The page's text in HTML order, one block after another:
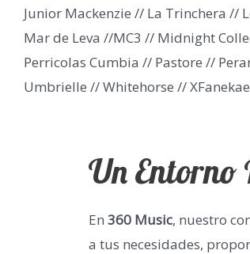
Junior Mackenzie // La Trinchera //
Mar de Leva //MC3 // Midnight
Perricolas Cumbia // Pastore //
Umbrielle // Whitehorse //
Un
En 360 Music, nuestro
a tus necesidades,